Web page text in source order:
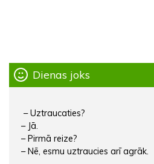
Dienas joks
– Uztraucaties?
– Jā.
– Pirmā reize?
– Nē, esmu uztraucies arī agrāk.